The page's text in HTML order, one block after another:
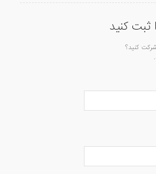
ثبت کنید
شرکت کنید؟